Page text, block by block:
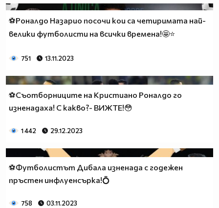
⚽Роналдо Назарио посочи кои са четиримата най-
велики футболисти на всички времена!🤩⭐
751 13.11.2023
⚽Съотборниците на Кристиано Роналдо го
изненадаха! С какво?- ВИЖТЕ!😳
1 442 29.12.2023
⚽Футболистът Дибала изненада с годежен
пръстен инфлуенсърка!💍
758 03.11.2023